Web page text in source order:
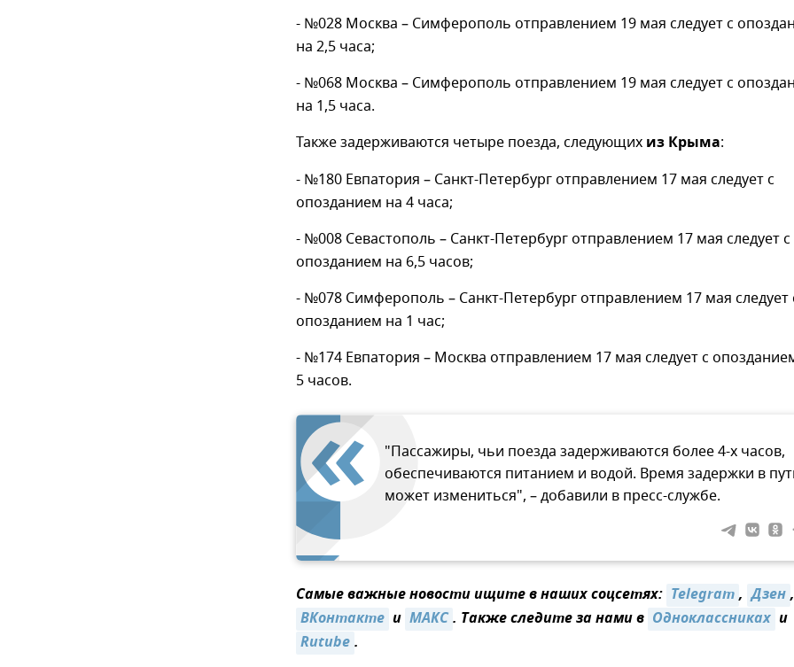
- №028 Москва – Симферополь отправлением 19 мая следует с
на 2,5 часа;
- №068 Москва – Симферополь отправлением 19 мая следует с
на 1,5 часа.
Также задерживаются четыре поезда, следующих из Крыма:
- №180 Евпатория – Санкт-Петербург отправлением 17 мая следует с
опозданием на 4 часа;
- №008 Севастополь – Санкт-Петербург отправлением 17 мая следует с
опозданием на 6,5 часов;
- №078 Симферополь – Санкт-Петербург отправлением 17 мая следует
опозданием на 1 час;
- №174 Евпатория – Москва отправлением 17 мая следует с
5 часов.
"Пассажиры, чьи поезда задерживаются более 4-х часов,
обеспечиваются питанием и водой. Время задержки в
может измениться", – добавили в пресс-службе.
Самые важные новости ищите в наших соцсетях: Telegram, Дзен,
ВКонтакте и MAКС. Также следите за нами в Одноклассниках и
Rutube.